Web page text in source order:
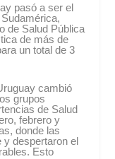
pasó a ser el
de Salud Pública
de más de
un total de 3
cambió
grupos
de Salud
febrero y
donde las
y despertaron el
Esto